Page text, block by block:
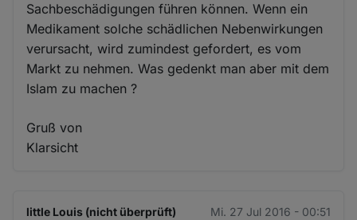
Sachbeschädigungen führen können. Wenn ein
Medikament solche schädlichen Nebenwirkungen
verursacht, wird zumindest gefordert, es vom
Markt zu nehmen. Was gedenkt man aber mit dem
Islam zu machen ?
Gruß von
Klarsicht
little Louis (nicht überprüft) Mi. 27 Jul 2016 - 00:51